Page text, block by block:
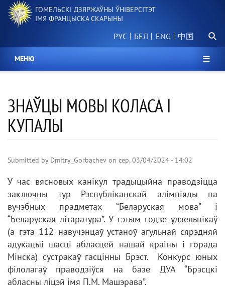
Перайсці
асноўнага
ГОМЕЛЬСКІ ДЗЯРЖАЎНЫ ЎНІВЕРСІТЭТ
ІМЯ ФРАНЦЫСКА СКАРЫНЫ
РУС БЕЛ 中国
МЕНЮ
ЗНАЎЦЫ МОВЫ КОЛАСА І
КУПАЛЫ
Submitted by Dmitry_Gorbachev on сер, 03/04/2024 - 14:02
У час вясновых канікул традыцыйна праводзіцца
заключны тур Рэспубліканскай алімпіяды па
вучэбных прадметах “Беларуская мова” і
“Беларуская літаратура”. У гэтым годзе удзельнікаў
(а гэта 112 навучэнцаў устаноў агульнай сярэдняй
адукацыі шасці абласцей нашай краіны і горада
Мінска) сустракаў гасцінны Брэст. Конкурс юных
філолагаў праводзіўся на базе ДУА “Брэсцкі
абласны ліцэй імя П.М. Машэрава”.